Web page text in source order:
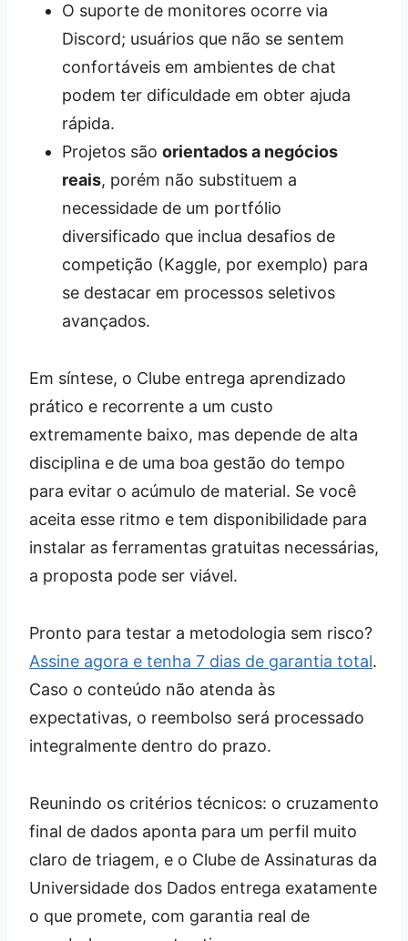
O suporte de monitores ocorre via
Discord; usuários que não se sentem
confortáveis em ambientes de chat
podem ter dificuldade em obter ajuda
rápida.
Projetos são orientados a negócios
reais, porém não substituem a
necessidade de um portfólio
diversificado que inclua desafios de
competição (Kaggle, por exemplo) para
se destacar em processos seletivos
avançados.
Em síntese, o Clube entrega aprendizado
prático e recorrente a um custo
extremamente baixo, mas depende de alta
disciplina e de uma boa gestão do tempo
para evitar o acúmulo de material. Se você
aceita esse ritmo e tem disponibilidade para
instalar as ferramentas gratuitas necessárias,
a proposta pode ser viável.
Pronto para testar a metodologia sem risco?
Assine agora e tenha 7 dias de garantia total.
Caso o conteúdo não atenda às
expectativas, o reembolso será processado
integralmente dentro do prazo.
Reunindo os critérios técnicos: o cruzamento
final de dados aponta para um perfil muito
claro de triagem, e o Clube de Assinaturas da
Universidade dos Dados entrega exatamente
o que promete, com garantia real de